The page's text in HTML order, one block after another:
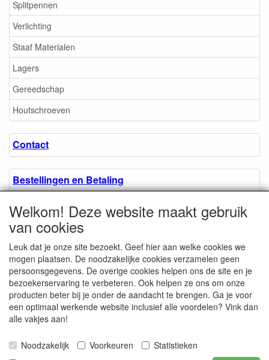
Splitpennen
Verlichting
Staaf Materialen
Lagers
Gereedschap
Houtschroeven
Contact
Bestellingen en Betaling
Algemene voorwaarden
Over ons.
Privacyverklaring
Microschroeven.nl
Chamber of Commerce
Welkom! Deze website maakt gebruik
van cookies
Leuk dat je onze site bezoekt. Geef hier aan welke cookies we
mogen plaatsen. De noodzakelijke cookies verzamelen geen
persoonsgegevens. De overige cookies helpen ons de site en je
bezoekerservaring te verbeteren. Ook helpen ze ons om onze
producten beter bij je onder de aandacht te brengen. Ga je voor
een optimaal werkende website inclusief alle voordelen? Vink dan
alle vakjes aan!
Noodzakelijk Voorkeuren
Statistieken